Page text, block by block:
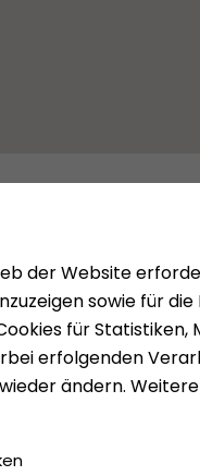
Mieten
Vermieten